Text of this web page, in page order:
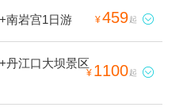
南岩宫1日游 ¥459起 
丹江口大坝景区
¥ 1100起 